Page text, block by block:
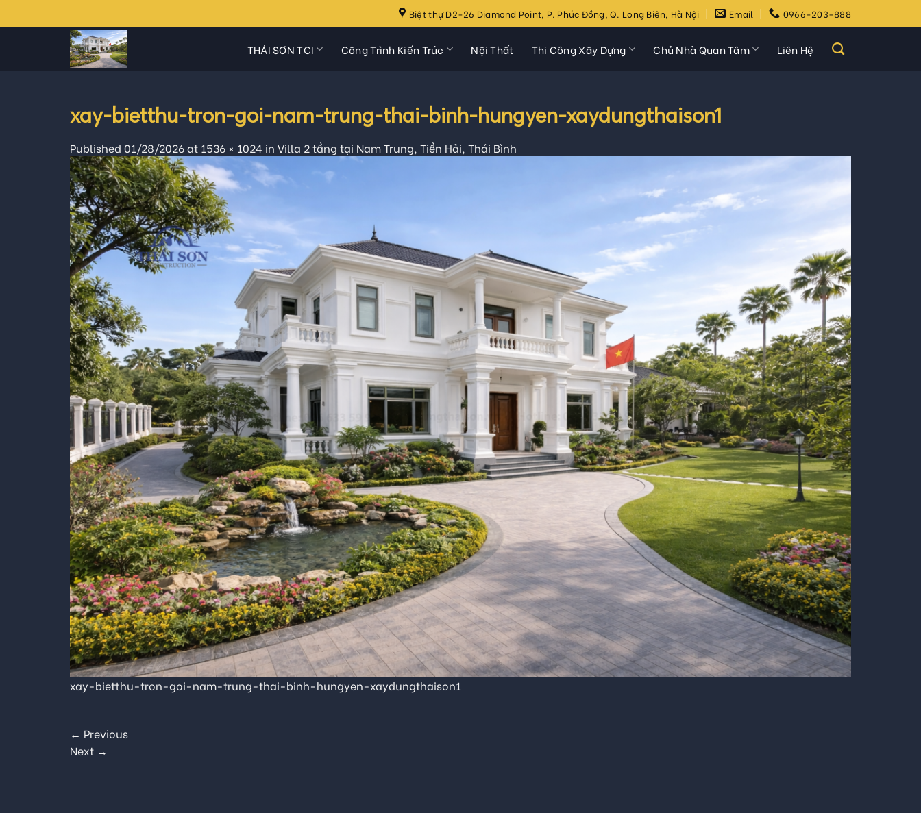
to
Biệt thự D2-26 Diamond Point, P. Phúc Đồng, Q. Long Biên, Hà Nội Email 0966-203-888
THÁI SƠN TCI Công Trình Kiến Trúc Nội Thất Thi Công Xây Dựng Chủ Nhà Quan Tâm Liên Hệ
xay-bietthu-tron-goi-nam-trung-thai-binh-hungyen-xaydungthaison1
Published 01/28/2026at 1536 × 1024 in Villa 2 tầng tại Nam Trung, Tiền Hải, Thái Bình
xay-bietthu-tron-goi-nam-trung-thai-binh-hungyen-xaydungthaison1
← Previous
Next →